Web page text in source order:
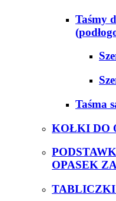
Taśmy
Taśma
KOŁKI DO
OPASEK
TABLICZKI